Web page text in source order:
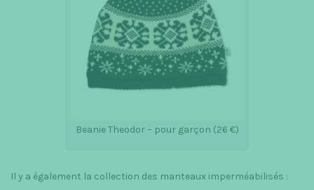
Beanie Theodor – pour garçon (26 €)
Il y a également la collection des manteaux imperméabilisés :